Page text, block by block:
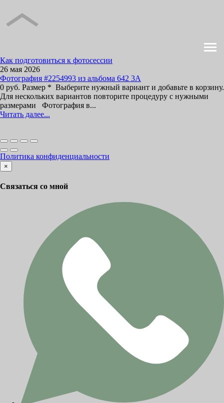
Как подготовиться к фотосессии
26 мая 2026
Фотография #2254993 из альбома 642 3А
0 руб. Размер * Выберите нужный вариант и добавьте в корзину.
Для нескольких вариантов повторите процедуру с нужными
размерами Фотография в...
Читать далее...
Политика конфиденциальности
×
Связаться со мной